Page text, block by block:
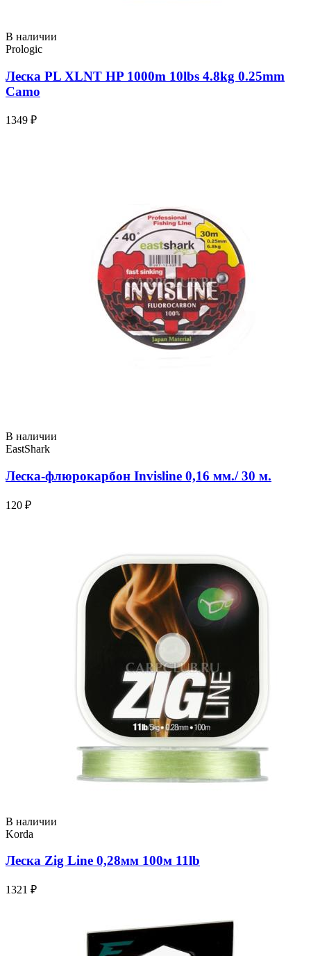
В наличии
Prologic
Леска PL XLNT HP 1000m 10lbs 4.8kg 0.25mm
Camo
1349 ₽
В наличии
EastShark
Леска-флюрокарбон Invisline 0,16 мм./ 30 м.
120 ₽
В наличии
Korda
Леска Zig Line 0,28мм 100м 11lb
1321 ₽